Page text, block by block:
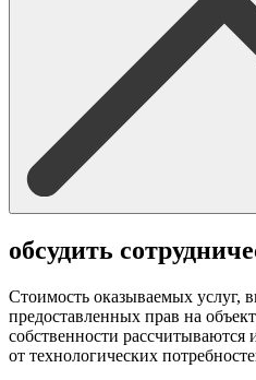
обсудить
Стоимость оказываемых услуг,
предоставленных прав на
собственности рассчитываются
от технологических